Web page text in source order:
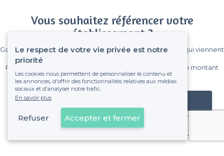
Vous souhaitez référencer votre
établissement ?
Gagnez de nombreux clients parmi le million de visiteurs qui viennent
Pas de commissions et sans engagement, vous payez un montant
fixe sans risque de voir déraper la facture.
Référencer mon établissement
Déjà client
Le respect de votre vie privée est notre
priorité
Les cookies nous permettent de personnaliser le contenu et
les annonces, d'offrir des fonctionnalités relatives aux médias
sociaux et d'analyser notre trafic.
En savoir plus
Refuser Accepter et fermer